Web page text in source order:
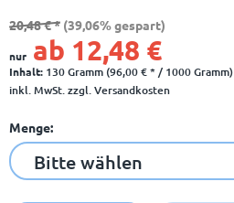
20,48 € * (39,06% gespart)
nur ab 12,48 €
Inhalt: 130 Gramm (96,00 € * / 1000 Gramm)
inkl. MwSt.zzgl. Versandkosten
Menge: